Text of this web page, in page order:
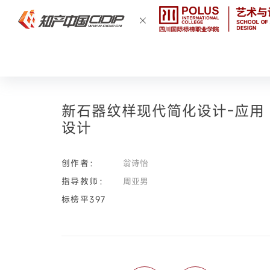
新石器纹样现代简化设计-应用
设计
创作者：
翁诗怡
指导教师：
周亚男
标榜平397